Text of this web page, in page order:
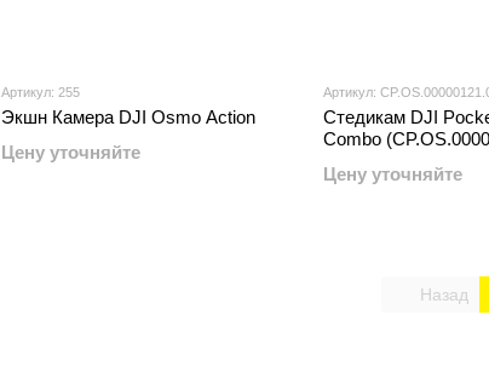
Артикул: 255
Экшн Камера DJI Osmo Action
Цену уточняйте
Артикул:
Стедикам DJI
Combo
Цену уточняйте
Назад